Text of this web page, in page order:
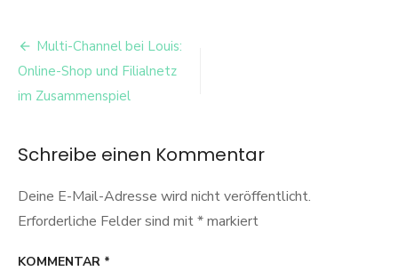
01-
um-
Beitrags-
Navigation
Multi-Channel bei Louis:
Online-Shop und Filialnetz
im Zusammenspiel
Schreibe einen Kommentar
Deine E-Mail-Adresse wird nicht veröffentlicht.
Erforderliche Felder sind mit*markiert
KOMMENTAR *